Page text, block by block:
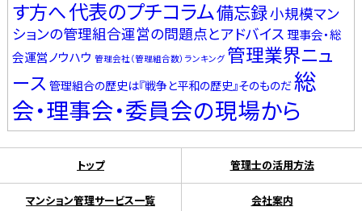
す方へ代表のプチコラム備忘録小規模マン
ションの管理組合運営の問題点とアドバイス 理事会・総
会運営ノウハウ 管理会社（管理組合数）ランキング 管理業界ニュ
ース 管理組合の歴史は『戦争と平和の歴史』そのものだ総
会・理事会・委員会の現場から
トップ 管理士の活用方法
マンション管理サービス一覧 会社案内